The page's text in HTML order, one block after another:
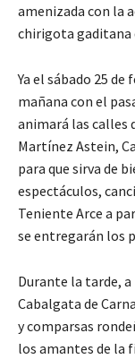
amenizada con la
chirigota gaditana
Ya el sábado 25
mañana con el
animará las
Martínez Astein,
para que sirva de
espectáculos,
Teniente Arce a
se entregarán los
Durante la tarde,
Cabalgata de
y comparsas
los amantes de la